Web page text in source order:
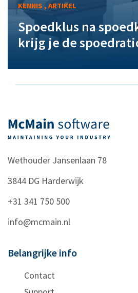
KENNIS , ARTIKEL
Spoedklus na
krijg je de
Wethouder Jansenlaan 78
3844 DG Harderwijk
+31 341 750 500
info@mcmain.nl
Belangrijke info
Contact